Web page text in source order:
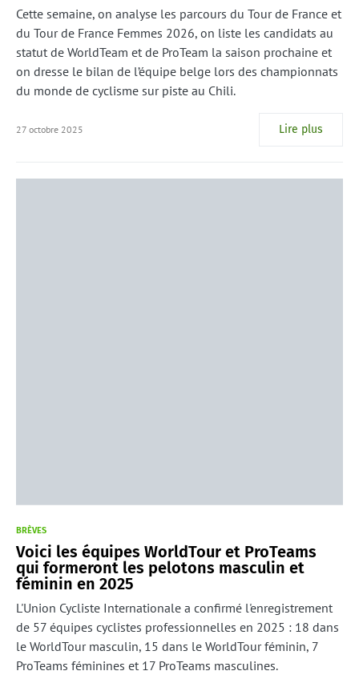
Cette semaine, on analyse les parcours du Tour de France et
du Tour de France Femmes 2026, on liste les candidats au
statut de WorldTeam et de ProTeam la saison prochaine et
on dresse le bilan de l’équipe belge lors des championnats
du monde de cyclisme sur piste au Chili.
27 octobre 2025 Lire plus
BRÈVES
Voici les équipes WorldTour et ProTeams
qui formeront les pelotons masculin et
féminin en 2025
L'Union Cycliste Internationale a confirmé l'enregistrement
de 57 équipes cyclistes professionnelles en 2025 : 18 dans
le WorldTour masculin, 15 dans le WorldTour féminin, 7
ProTeams féminines et 17 ProTeams masculines.